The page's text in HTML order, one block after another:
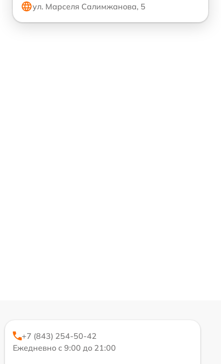
ул. Марселя Салимжанова, 5
+7 (843) 254-50-42
Ежедневно с 9:00 до 21:00